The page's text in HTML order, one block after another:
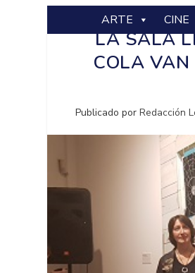
ARTE CINE
LA SALA
COLA VAN
Publicado porRedacción